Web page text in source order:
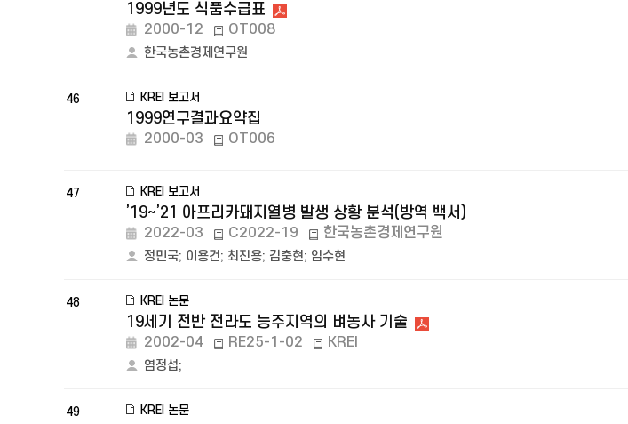
1999년도 식품수급표
2000-12 OT008
한국농촌경제연구원
46 KREI 보고서
1999연구결과요약집
2000-03 OT006
47 KREI 보고서
’19~’21 아프리카돼지열병 발생 상황 분석(방역 백서)
2022-03 C2022-19 한국농촌경제연구원
정민국; 이용건; 최진용; 김충현; 임수현
48 KREI 논문
19세기 전반 전라도 능주지역의 벼농사 기술
2002-04 RE25-1-02 KREI
염정섭;
49 KREI 논문